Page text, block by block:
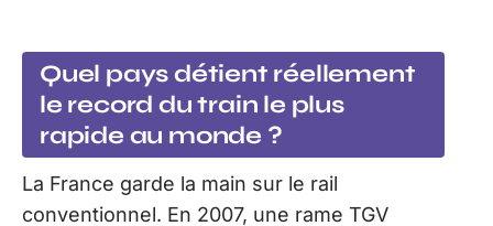
Quel pays détient réellement
le record du train le plus
rapide au monde ?
La France garde la main sur le rail
conventionnel. En 2007, une rame TGV